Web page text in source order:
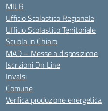
MIUR
Ufficio Scolastico Regionale
Ufficio Scolastico Territoriale
Scuola in Chiaro
MAD – Messe a disposizione
Iscrizioni On Line
Invalsi
Comune
Verifica produzione energetica